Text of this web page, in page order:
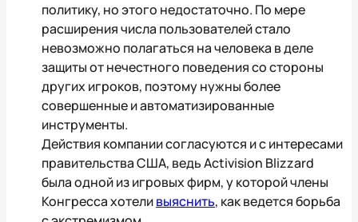
политику, но этого недостаточно. По мере
расширения числа пользователей стало
невозможно полагаться на человека в деле
защиты от нечестного поведения со стороны
других игроков, поэтому нужны более
совершенные и автоматизированные
инструменты.
Действия компании согласуются и с интересами
правительства США, ведь Activision Blizzard
была одной из игровых фирм, у которой члены
Конгресса хотеливыяснить, как ведется борьба